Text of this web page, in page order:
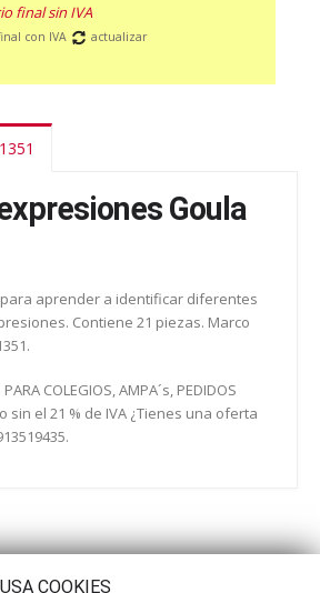
final sin IVA
con IVA actualizar
Goula
para aprender a identificar diferentes
Contiene 21 piezas. Marco
PARA COLEGIOS, AMPA´s, PEDIDOS
sin el 21 % de IVA ¿Tienes una oferta
COOKIES